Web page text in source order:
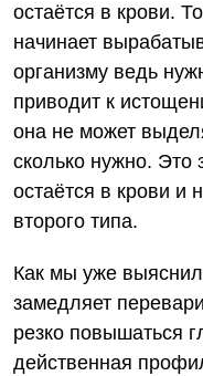
остаётся в крови.
начинает
организму ведь
приводит к
она не может
сколько нужно. Это
остаётся в крови и
второго типа.
Как мы уже
замедляет
резко повышаться
действенная